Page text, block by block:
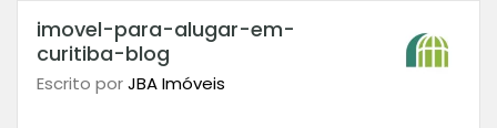
imovel-para-alugar-em-
curitiba-blog
Escrito porJBA Imóveis